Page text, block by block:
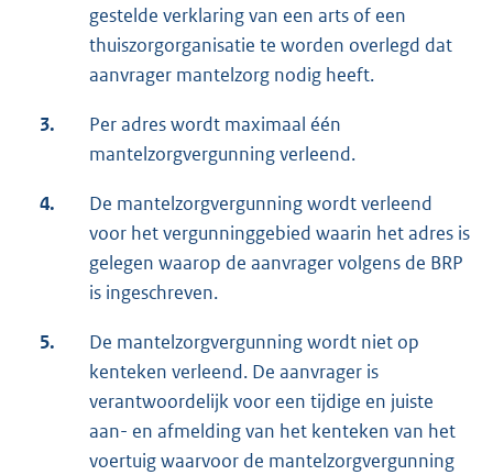
gestelde verklaring van een arts of een
thuiszorgorganisatie te worden overlegd dat
aanvrager mantelzorg nodig heeft.
3.
Per adres wordt maximaal één
mantelzorgvergunning verleend.
4.
De mantelzorgvergunning wordt verleend
voor het vergunninggebied waarin het adres is
gelegen waarop de aanvrager volgens de BRP
is ingeschreven.
5.
De mantelzorgvergunning wordt niet op
kenteken verleend. De aanvrager is
verantwoordelijk voor een tijdige en juiste
aan- en afmelding van het kenteken van het
voertuig waarvoor de mantelzorgvergunning